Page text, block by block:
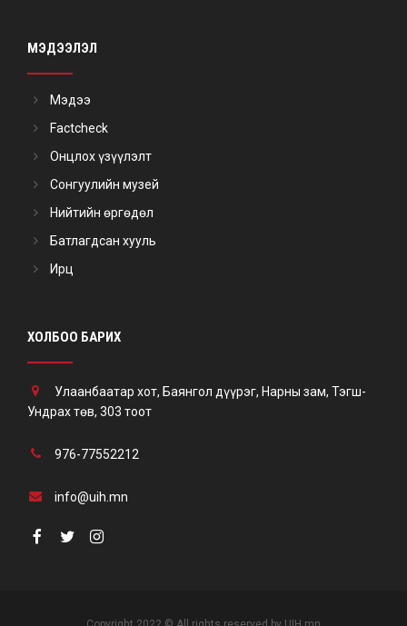
МЭДЭЭЛЭЛ
Мэдээ
Factcheck
Онцлох үзүүлэлт
Сонгуулийн музей
Нийтийн өргөдөл
Батлагдсан хууль
Ирц
ХОЛБОО БАРИХ
Улаанбаатар хот, Баянгол дүүрэг, Нарны зам, Тэгш-
Ундрах төв, 303 тоот
976-77552212
info@uih.mn